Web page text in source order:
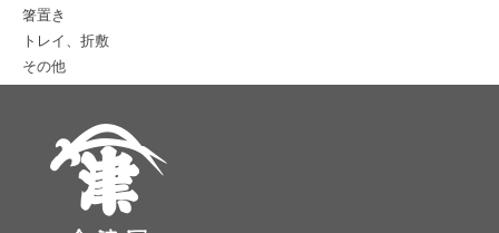
箸置き
トレイ、折敷
その他